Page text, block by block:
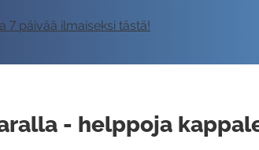
7 päivää ilmaiseksi tästä!
- helppoja